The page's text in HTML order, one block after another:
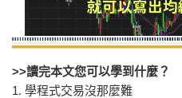
>>讀完本文您可以學到什麼？
1. 學程式交易沒那麼難